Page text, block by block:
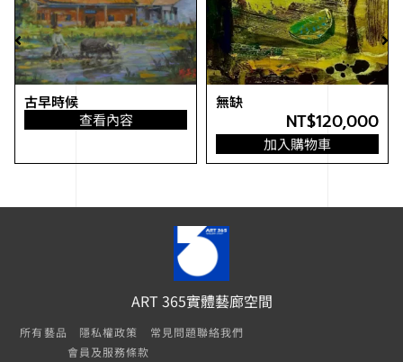
無缺
NT$
墨黃盛花艷
NT$800,000
加入購物車
ART 365實體藝廊空間
所有藝品
隱私權政策
會員及服務條款
常見問題聯絡我們